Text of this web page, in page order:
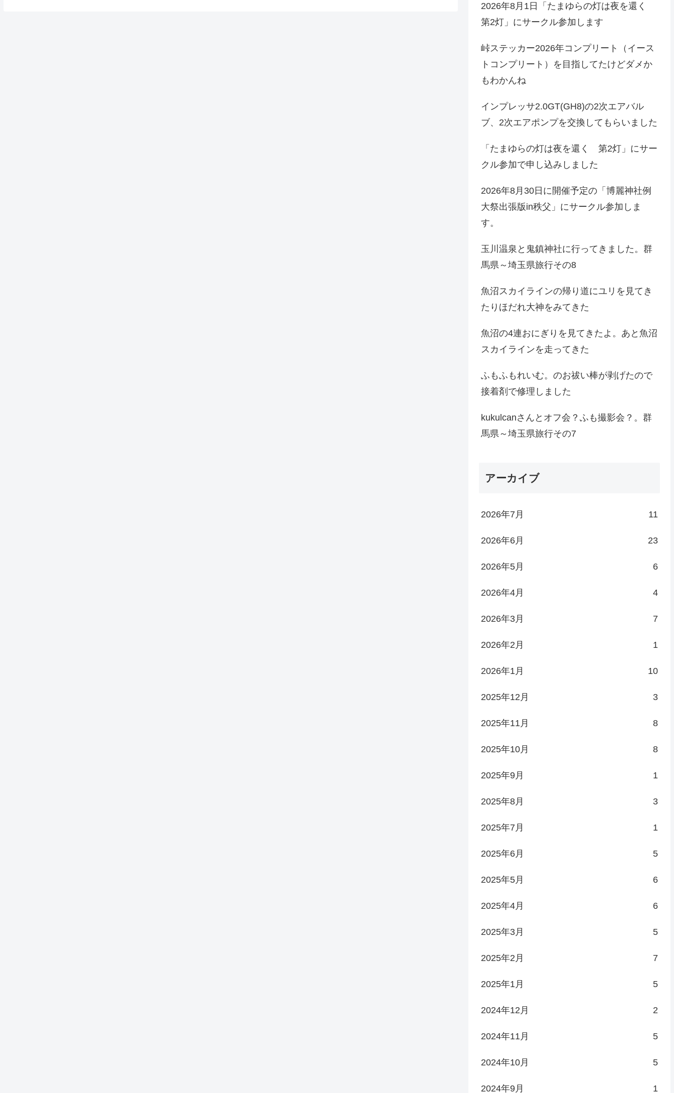
2026年8月1日「たまゆらの灯は夜を還く
第2灯」にサークル参加します
峠ステッカー2026年コンプリート（イース
トコンプリート）を目指してたけどダメか
もわかんね
インプレッサ2.0GT(GH8)の2次エアバル
ブ、2次エアポンプを交換してもらいました
「たまゆらの灯は夜を還く 第2灯」にサー
クル参加で申し込みしました
2026年8月30日に開催予定の「博麗神社例
大祭出張版in秩父」にサークル参加しま
す。
玉川温泉と鬼鎮神社に行ってきました。群
馬県～埼玉県旅行その8
魚沼スカイラインの帰り道にユリを見てき
たりほだれ大神をみてきた
魚沼の4連おにぎりを見てきたよ。あと魚沼
スカイラインを走ってきた
ふもふもれいむ。のお祓い棒が剥げたので
接着剤で修理しました
kukulcanさんとオフ会？ふも撮影会？。群
馬県～埼玉県旅行その7
アーカイブ
2026年7月 11
2026年6月 23
2026年5月 6
2026年4月 4
2026年3月 7
2026年2月 1
2026年1月 10
2025年12月 3
2025年11月 8
2025年10月 8
2025年9月 1
2025年8月 3
2025年7月 1
2025年6月 5
2025年5月 6
2025年4月 6
2025年3月 5
2025年2月 7
2025年1月 5
2024年12月 2
2024年11月 5
2024年10月 5
2024年9月 1